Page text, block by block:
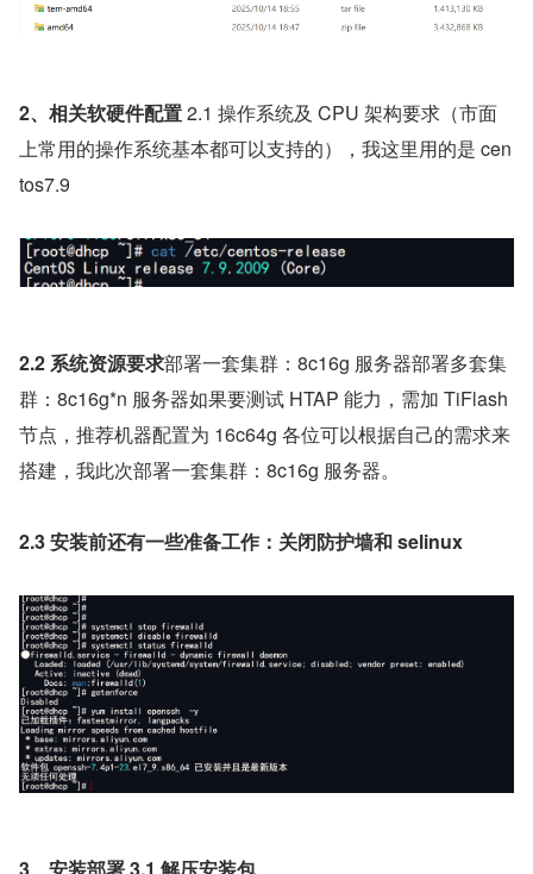
2、相关软硬件配置 2.1 操作系统及 CPU 架构要求（市面
上常用的操作系统基本都可以支持的），我这里用的是 cen
tos7.9
2.2 系统资源要求部署一套集群：8c16g 服务器部署多套集
群：8c16g*n 服务器如果要测试 HTAP 能力，需加 TiFlash
节点，推荐机器配置为 16c64g 各位可以根据自己的需求来
搭建，我此次部署一套集群：8c16g 服务器。
2.3 安装前还有一些准备工作：关闭防护墙和 selinux
3、安装部署 3.1 解压安装包